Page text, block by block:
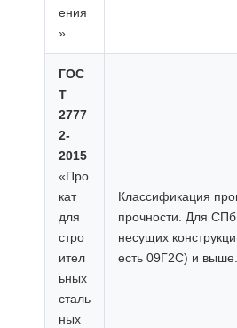
ения
»
ГОС
Т
2777
2-
2015
«Про
кат
для
стро
ител
ьных
сталь
ных
Классификация
прочности. Для
несущих
есть 09Г2С) и выше.